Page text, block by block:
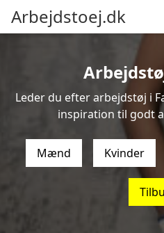
Arbejdstoej.dk
Leder du efter arbejdstøj i
inspiration til godt
Mænd Kvinder